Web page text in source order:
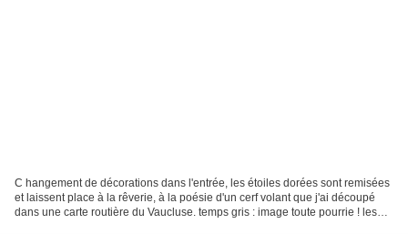
C hangement de décorations dans l'entrée, les étoiles dorées sont remisées
et laissent place à la rêverie, à la poésie d'un cerf volant que j'ai découpé
dans une carte routière du Vaucluse. temps gris : image toute pourrie ! les